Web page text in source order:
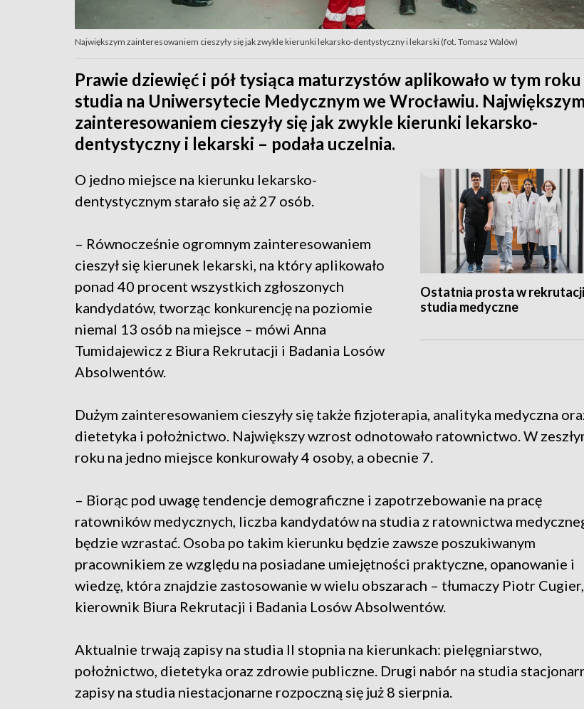
Największym zainteresowaniem cieszyły się jak zwykle kierunki lekarsko-dentystyczny i lekarski (fot. Tomasz Walów)
Prawie dziewięć i pół tysiąca maturzystów aplikowało w tym roku
studia na Uniwersytecie Medycznym we Wrocławiu. Największym
zainteresowaniem cieszyły się jak zwykle kierunki lekarsko-
dentystyczny i lekarski – podała uczelnia.
Ostatnia prosta w
studia medyczne
O jedno miejsce na kierunku lekarsko-
dentystycznym starało się aż 27 osób.
– Równocześnie ogromnym zainteresowaniem
cieszył się kierunek lekarski, na który aplikowało
ponad 40 procent wszystkich zgłoszonych
kandydatów, tworząc konkurencję na poziomie
niemal 13 osób na miejsce – mówi Anna
Tumidajewicz z Biura Rekrutacji i Badania Losów
Absolwentów.
Dużym zainteresowaniem cieszyły się także fizjoterapia, analityka medyczna
dietetyka i położnictwo. Największy wzrost odnotowało ratownictwo. W
roku na jedno miejsce konkurowały 4 osoby, a obecnie 7.
– Biorąc pod uwagę tendencje demograficzne i zapotrzebowanie na pracę
ratowników medycznych, liczba kandydatów na studia z ratownictwa
będzie wzrastać. Osoba po takim kierunku będzie zawsze poszukiwanym
pracownikiem ze względu na posiadane umiejętności praktyczne, opanowanie i
wiedzę, która znajdzie zastosowanie w wielu obszarach – tłumaczy Piotr Cugier,
kierownik Biura Rekrutacji i Badania Losów Absolwentów.
Aktualnie trwają zapisy na studia II stopnia na kierunkach: pielęgniarstwo,
położnictwo, dietetyka oraz zdrowie publiczne. Drugi nabór na studia
zapisy na studia niestacjonarne rozpoczną się już 8 sierpnia.